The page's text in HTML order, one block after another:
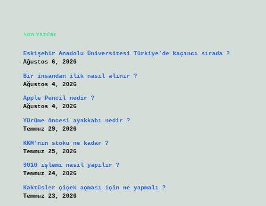
Son Yazılar
Eskişehir Anadolu Üniversitesi Türkiye’de kaçıncı sırada ?
Ağustos 6, 2026
Bir insandan ilik nasıl alınır ?
Ağustos 4, 2026
Apple Pencil nedir ?
Ağustos 4, 2026
Yürüme öncesi ayakkabı nedir ?
Temmuz 29, 2026
KKM’nin stoku ne kadar ?
Temmuz 25, 2026
9010 işlemi nasıl yapılır ?
Temmuz 24, 2026
Kaktüsler çiçek açması için ne yapmalı ?
Temmuz 23, 2026